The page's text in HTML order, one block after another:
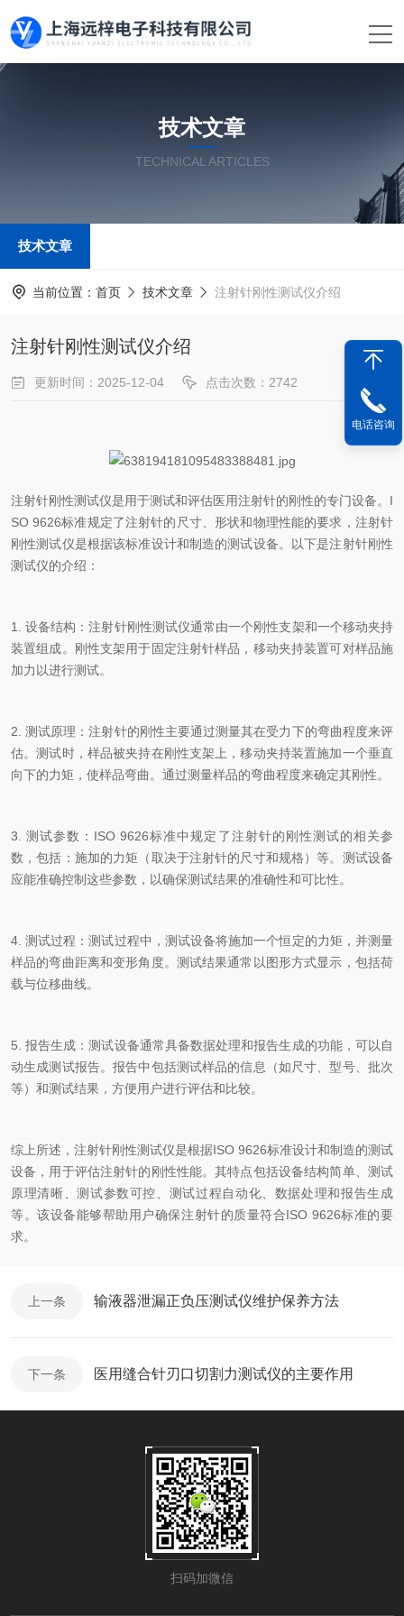
技术文章
TECHNICAL ARTICLES
技术文章
当前位置： 首页 技术文章 注射针刚性测试仪介绍
注射针刚性测试仪介绍
更新时间：2025-12-04 点击次数：2742
注射针刚性测试仪是用于测试和评估医用注射针的刚性的专门设备。 I
SO 9626标准规定了注射针的尺寸、形状和物理性能的要求，注射针
刚性测试仪是根据该标准设计和制造的测试设备。以下是注射针刚性
测试仪的介绍：
1.设备结构：注射针刚性测试仪通常由一个刚性支架和一个移动夹持
装置组成。刚性支架用于固定注射针样品，移动夹持装置可对样品施
加力以进行测试。
2.测试原理：注射针的刚性主要通过测量其在受力下的弯曲程度来评
估。测试时，样品被夹持在刚性支架上，移动夹持装置施加一个垂直
向下的力矩，使样品弯曲。通过测量样品的弯曲程度来确定其刚性。
3.测试参数： ISO 9626标准中规定了注射针的刚性测试的相关参
数，包括：施加的力矩（取决于注射针的尺寸和规格）等。测试设备
应能准确控制这些参数，以确保测试结果的准确性和可比性。
4.测试过程：测试过程中，测试设备将施加一个恒定的力矩，并测量
样品的弯曲距离和变形角度。测试结果通常以图形方式显示，包括荷
载与位移曲线。
5.报告生成：测试设备通常具备数据处理和报告生成的功能，可以自
动生成测试报告。报告中包括测试样品的信息（如尺寸、型号、批次
等）和测试结果，方便用户进行评估和比较。
综上所述，注射针刚性测试仪是根据ISO 9626标准设计和制造的测试
设备，用于评估注射针的刚性性能。其特点包括设备结构简单、测试
原理清晰、测试参数可控、测试过程自动化、数据处理和报告生成
等。该设备能够帮助用户确保注射针的质量符合ISO 9626标准的要
求。
上一条 输液器泄漏正负压测试仪维护保养方法
下一条 医用缝合针刃口切割力测试仪的主要作用
扫码加微信
电话咨询